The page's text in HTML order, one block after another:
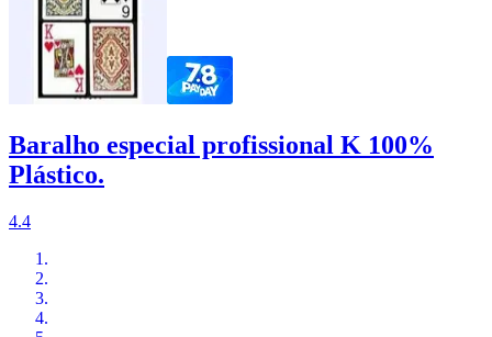
Baralho especial profissional K 100%
Plástico.
4.4